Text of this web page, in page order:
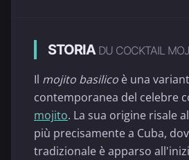
STORIA DU COCKTAIL
Il mojito basilico è una
contemporanea del celebre
mojito. La sua origine risale
più precisamente a Cuba,
tradizionale è apparso